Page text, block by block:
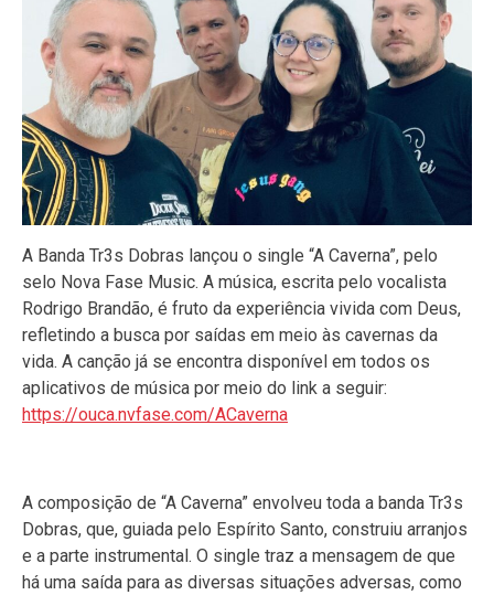
A Banda Tr3s Dobras lançou o single “A Caverna”, pelo
selo Nova Fase Music. A música, escrita pelo vocalista
Rodrigo Brandão, é fruto da experiência vivida com Deus,
refletindo a busca por saídas em meio às cavernas da
vida. A canção já se encontra disponível em todos os
aplicativos de música por meio do link a seguir:
https://ouca.nvfase.com/ACaverna
A composição de “A Caverna” envolveu toda a banda Tr3s
Dobras, que, guiada pelo Espírito Santo, construiu arranjos
e a parte instrumental. O single traz a mensagem de que
há uma saída para as diversas situações adversas, como